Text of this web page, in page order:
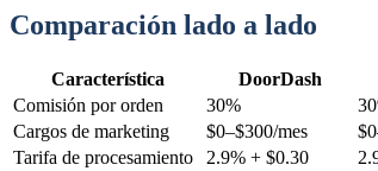
Comparación lado a lado
Característica DoorDash
Comisión por orden
30%
Cargos de marketing
$0–$300/mes
Tarifa de procesamiento
2.9% + $0.30